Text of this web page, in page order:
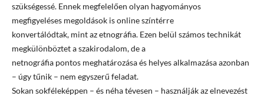
szükségessé. Ennek megfelelően olyan hagyományos
megfigyeléses megoldások is online színtérre
konvertálódtak, mint az etnográfia. Ezen belül számos technikát
megkülönböztet a szakirodalom, de a
netnográfia pontos meghatározása és helyes alkalmazása azonban
– úgy tűnik – nem egyszerű feladat.
Sokan sokféleképpen – és néha tévesen – használják az elnevezést